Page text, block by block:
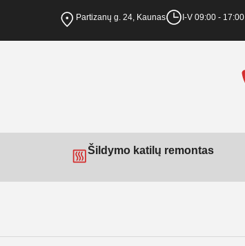
Partizanų g. 24, Kaunas I-V 09:00 - 17:00
Šildymo katilų remontas